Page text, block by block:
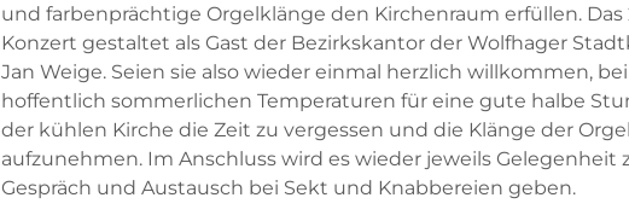
und farbenprächtige Orgelklänge den Kirchenraum erfüllen. Das
Konzert gestaltet als Gast der Bezirkskantor der Wolfhager
Jan Weige. Seien sie also wieder einmal herzlich willkommen, bei
hoffentlich sommerlichen Temperaturen für eine gute halbe
der kühlen Kirche die Zeit zu vergessen und die Klänge der
aufzunehmen. Im Anschluss wird es wieder jeweils Gelegenheit
Gespräch und Austausch bei Sekt und Knabbereien geben.